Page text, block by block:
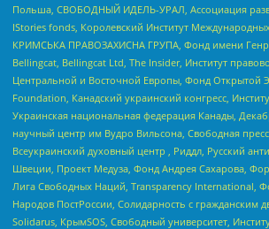
Польша, СВОБОДНЫЙ ИДЕЛЬ-УРАЛ, Ассоциация
IStories fonds, Королевский Институт
КРИМСЬКА ПРАВОЗАХИСНА ГРУПА, Фонд имени
Bellingcat, Bellingcat Ltd, The Insider, Институт
Центральной и Восточной Европы, Фонд Открытой
Foundation, Канадский украинский конгресс,
Украинская национальная федерация Канады,
научный центр им Вудро Вильсона, Свободная
Всеукраинский духовный центр , Риддл, Русский
Швеции, Проект Медуза, Фонд Андрея Сахарова,
Лига Свободных Наций, Transparеncy International,
Народов ПостРоссии, Солидарность с гражданским
Solidarus, КрымSOS, Свободный университет,